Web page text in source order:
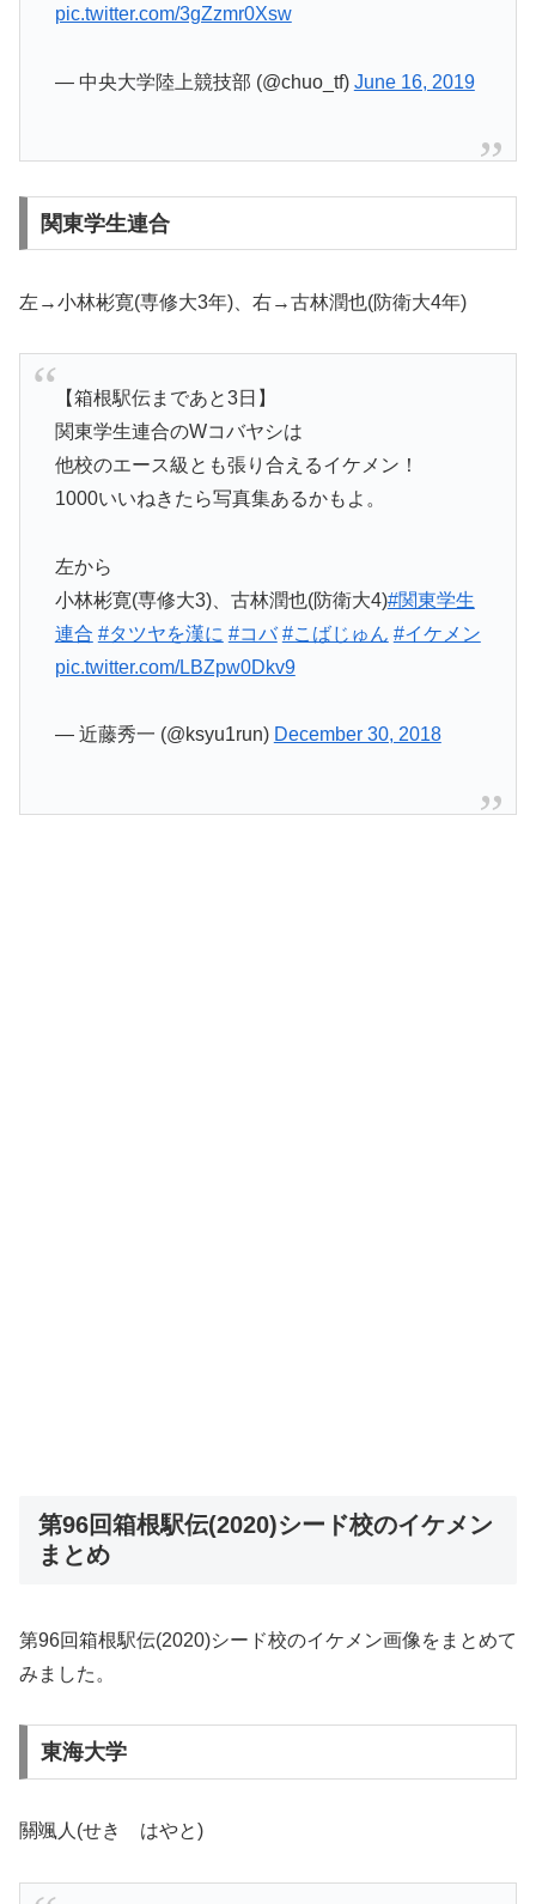
pic.twitter.com/3gZzmr0Xsw
— 中央大学陸上競技部 (@chuo_tf) June 16, 2019
関東学生連合
左→小林彬寛(専修大3年)、右→古林潤也(防衛大4年)
【箱根駅伝まであと3日】
関東学生連合のWコバヤシは
他校のエース級とも張り合えるイケメン！
1000いいねきたら写真集あるかもよ。
左から
小林彬寛(専修大3)、古林潤也(防衛大4)#関東学生
連合 #タツヤを漢に #コバ #こばじゅん #イケメン
pic.twitter.com/LBZpw0Dkv9
— 近藤秀一 (@ksyu1run) December 30, 2018
第96回箱根駅伝(2020)シード校のイケメン
まとめ
第96回箱根駅伝(2020)シード校のイケメン画像をまとめて
みました。
東海大学
關颯人(せき はやと)